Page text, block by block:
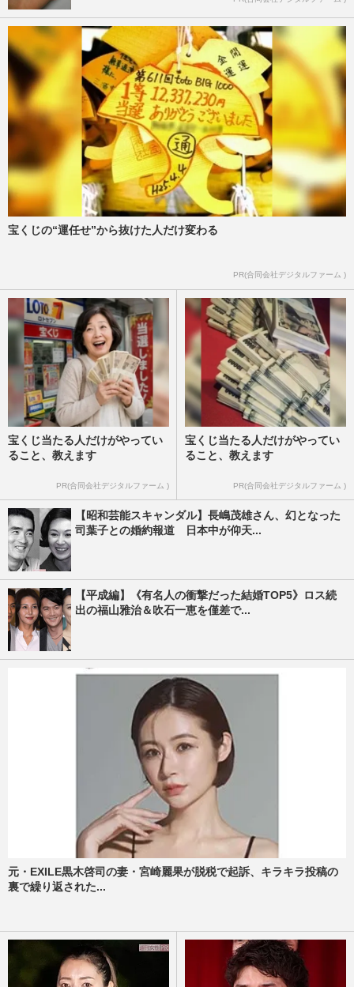
宝くじの“運任せ”から抜けた人だけ変わる
PR(合同会社デジタルファーム )
宝くじ当たる人だけがやってい
ること、教えます
PR(合同会社デジタルファーム )
宝くじ当たる人だけがやってい
ること、教えます
PR(合同会社デジタルファーム )
【昭和芸能スキャンダル】長嶋茂雄さん、幻となった
司葉子との婚約報道 日本中が仰天...
【平成編】《有名人の衝撃だった結婚TOP5》ロス続
出の福山雅治＆吹石一恵を僅差で...
元・EXILE黒木啓司の妻・宮崎麗果が脱税で起訴、キラキラ投稿の
裏で繰り返された...